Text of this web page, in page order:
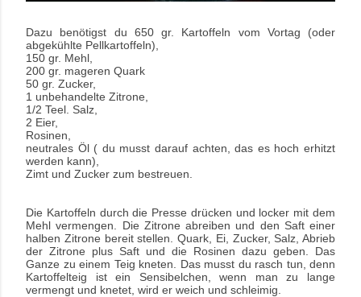
Dazu benötigst du 650 gr. Kartoffeln vom Vortag (oder
abgekühlte Pellkartoffeln),
150 gr. Mehl,
200 gr. mageren Quark
50 gr. Zucker,
1 unbehandelte Zitrone,
1/2 Teel. Salz,
2 Eier,
Rosinen,
neutrales Öl ( du musst darauf achten, das es hoch erhitzt
werden kann),
Zimt und Zucker zum bestreuen.
Die Kartoffeln durch die Presse drücken und locker mit dem
Mehl vermengen. Die Zitrone abreiben und den Saft einer
halben Zitrone bereit stellen. Quark, Ei, Zucker, Salz, Abrieb
der Zitrone plus Saft und die Rosinen dazu geben. Das
Ganze zu einem Teig kneten. Das musst du rasch tun, denn
Kartoffelteig ist ein Sensibelchen, wenn man zu lange
vermengt und knetet, wird er weich und schleimig.